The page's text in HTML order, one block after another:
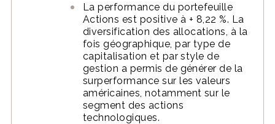
La performance du portefeuille
Actions est positive à + 8,22 %. La
diversification des allocations, à la
fois géographique, par type de
capitalisation et par style de
gestion a permis de générer de la
surperformance sur les valeurs
américaines, notamment sur le
segment des actions
technologiques.